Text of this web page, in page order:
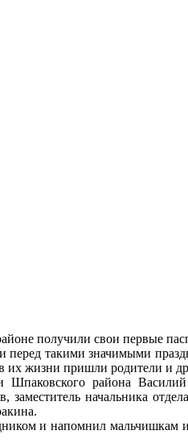
получили свои первые
такими значимыми
их жизни пришли родители и
Шпаковского района
начальника
и напомнил мальчишкам